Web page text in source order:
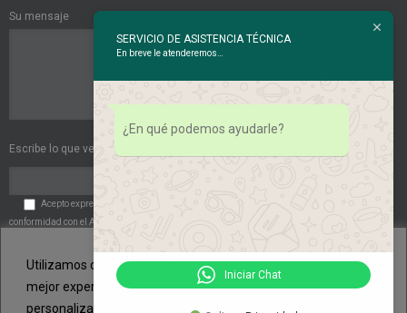
Utilizamos cookies propias y de terceros para aportarle una
mejor experiencia de navegación y un servicio más
personalizado. Si continua navegando, consideramos que
Su mensaje
Escribe lo que ves en esta imagen:
Acepto expresamente las
conformidad con el Art. 6 del RGPD el tratamiento de mis datos de carácter personal por
SERVICIO DE ASISTENCIA TÉCNICA
En breve le atenderemos…
¿En qué podemos ayudarle?
Iniciar Chat